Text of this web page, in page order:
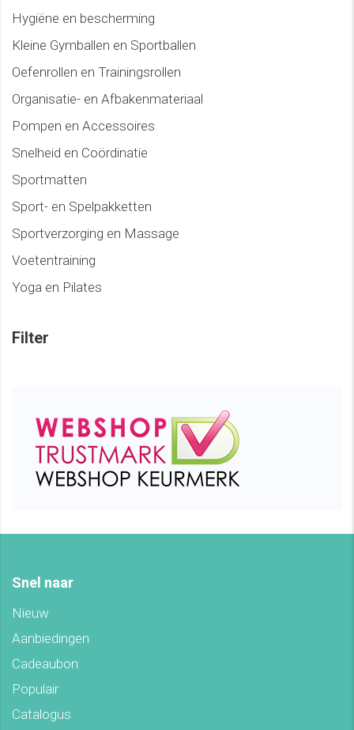
Hygiëne en bescherming
Kleine Gymballen en Sportballen
Oefenrollen en Trainingsrollen
Organisatie- en Afbakenmateriaal
Pompen en Accessoires
Snelheid en Coördinatie
Sportmatten
Sport- en Spelpakketten
Sportverzorging en Massage
Voetentraining
Yoga en Pilates
Filter
Snel naar
Nieuw
Aanbiedingen
Cadeaubon
Populair
Catalogus